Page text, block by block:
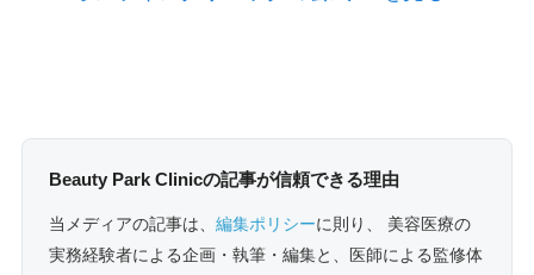
Beauty Park Clinicの記事が信頼できる理由
当メディアの記事は、 編集ポリシーに則り、 美容医療の
実務経験者による企画・執筆・編集と、医師による監修体